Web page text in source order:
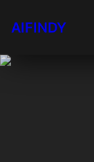
AIFINDY